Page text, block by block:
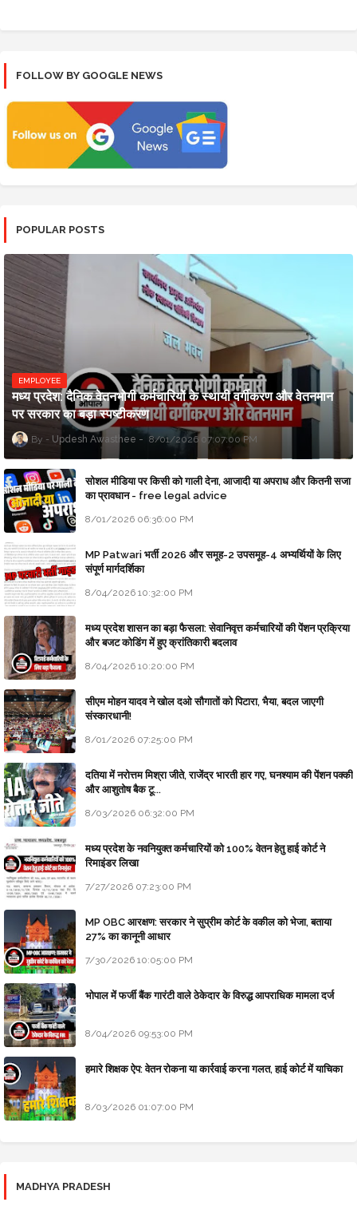
FOLLOW BY GOOGLE NEWS
POPULAR POSTS
EMPLOYEE
मध्य प्रदेश: दैनिक वेतनभोगी कर्मचारियों के स्थायी वर्गीकरण और वेतनमान
पर सरकार का बड़ा स्पष्टीकरण
Updesh Awasthee 8/01/2026 07:07:00 PM
सोशल मीडिया पर किसी को गाली देना, आजादी या अपराध और कितनी सजा
का प्रावधान - free legal advice
8/01/2026 06:36:00 PM
MP Patwari भर्ती 2026 और समूह-2 उपसमूह-4 अभ्यर्थियों के लिए
संपूर्ण मार्गदर्शिका
8/04/2026 10:32:00 PM
मध्य प्रदेश शासन का बड़ा फैसला: सेवानिवृत्त कर्मचारियों की पेंशन प्रक्रिया
और बजट कोडिंग में हुए क्रांतिकारी बदलाव
8/04/2026 10:20:00 PM
सीएम मोहन यादव ने खोल दओ सौगातों को पिटारा, भैया, बदल जाएगी
संस्कारधानी!
8/01/2026 07:25:00 PM
दतिया में नरोत्तम मिश्रा जीते, राजेंद्र भारती हार गए, घनश्याम की पेंशन पक्की
और आशुतोष बैक टू...
8/03/2026 06:32:00 PM
मध्य प्रदेश के नवनियुक्त कर्मचारियों को 100% वेतन हेतु हाई कोर्ट ने
रिमाइंडर लिखा
7/27/2026 07:23:00 PM
MP OBC आरक्षण: सरकार ने सुप्रीम कोर्ट के वकील को भेजा, बताया
27% का कानूनी आधार
7/30/2026 10:05:00 PM
भोपाल में फर्जी बैंक गारंटी वाले ठेकेदार के विरुद्ध आपराधिक मामला दर्ज
8/04/2026 09:53:00 PM
हमारे शिक्षक ऐप: वेतन रोकना या कार्रवाई करना गलत, हाई कोर्ट में याचिका
8/03/2026 01:07:00 PM
MADHYA PRADESH